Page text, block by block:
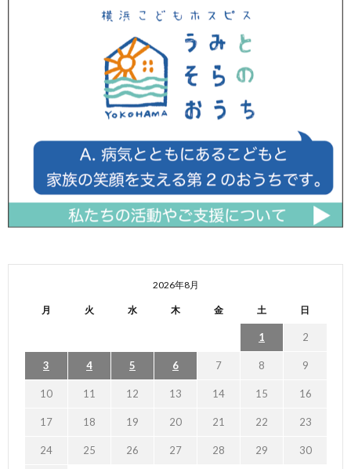
2026年8月
月 火 水 木 金 土 日
1 2
3 4 5 6 7 8 9
10 11 12 13 14 15 16
17 18 19 20 21 22 23
24 25 26 27 28 29 30